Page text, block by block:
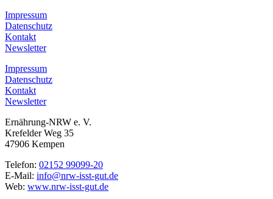
Impressum
Datenschutz
Kontakt
Newsletter
Impressum
Datenschutz
Kontakt
Newsletter
Ernährung-NRW e. V.
Krefelder Weg 35
47906 Kempen
Telefon: 02152 99099-20
E-Mail: info@nrw-isst-gut.de
Web: www.nrw-isst-gut.de